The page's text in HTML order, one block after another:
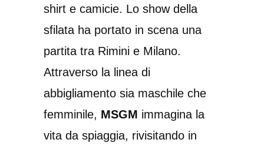
shirt e camicie. Lo show della
sfilata ha portato in scena una
partita tra Rimini e Milano.
Attraverso la linea di
abbigliamento sia maschile che
femminile, MSGM immagina la
vita da spiaggia, rivisitando in